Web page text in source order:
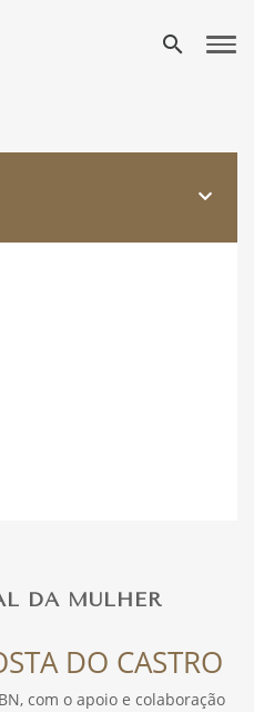
search
DA MULHER
DO CASTRO
com o apoio e colaboração